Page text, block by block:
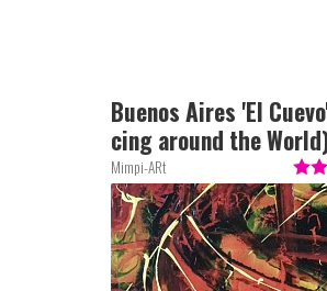
Buenos Aires 'El
cing around the
Mimpi-ARt